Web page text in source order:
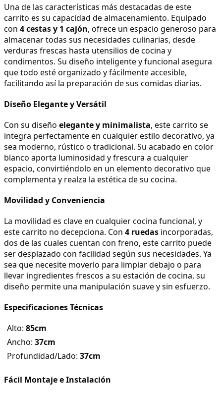
Una de las características más destacadas de este
carrito es su capacidad de almacenamiento. Equipado
con 4 cestas y 1 cajón, ofrece un espacio generoso para
almacenar todas sus necesidades culinarias, desde
verduras frescas hasta utensilios de cocina y
condimentos. Su diseño inteligente y funcional asegura
que todo esté organizado y fácilmente accesible,
facilitando así la preparación de sus comidas diarias.
Diseño Elegante y Versátil
Con su diseño elegante y minimalista, este carrito se
integra perfectamente en cualquier estilo decorativo, ya
sea moderno, rústico o tradicional. Su acabado en color
blanco aporta luminosidad y frescura a cualquier
espacio, convirtiéndolo en un elemento decorativo que
complementa y realza la estética de su cocina.
Movilidad y Conveniencia
La movilidad es clave en cualquier cocina funcional, y
este carrito no decepciona. Con 4 ruedas incorporadas,
dos de las cuales cuentan con freno, este carrito puede
ser desplazado con facilidad según sus necesidades. Ya
sea que necesite moverlo para limpiar debajo o para
llevar ingredientes frescos a su estación de cocina, su
diseño permite una manipulación suave y sin esfuerzo.
Especificaciones Técnicas
Alto: 85cm
Ancho: 37cm
Profundidad/Lado: 37cm
Fácil Montaje e Instalación